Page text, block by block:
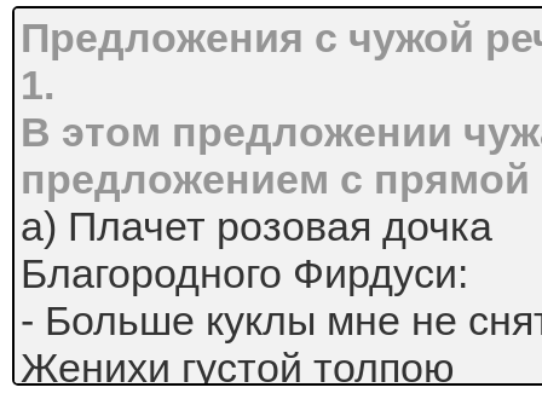
Предложения с чужой
1.
В этом предложении
предложением с
а) Плачет розовая дочка
Благородного Фирдуси:
- Больше куклы мне не
Женихи густой толпою